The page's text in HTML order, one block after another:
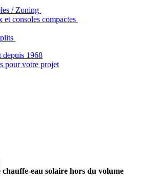
/ Zoning
et consoles compactes
depuis 1968
pour votre projet
eau solaire hors du volume